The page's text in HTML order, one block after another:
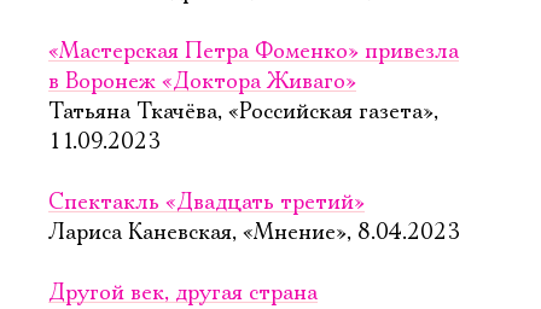
«Мастерская Петра Фоменко» привезла
в Воронеж «Доктора Живаго»
Татьяна Ткачёва, «Российская газета»,
11.09.2023
Спектакль «Двадцать третий»
Лариса Каневская, «Мнение», 8.04.2023
Другой век, другая страна